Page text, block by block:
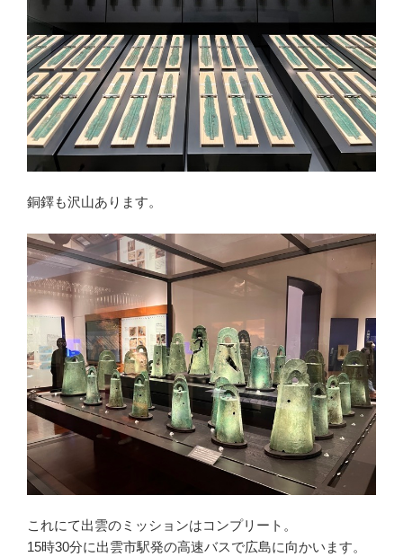
銅鐸も沢山あります。
これにて出雲のミッションはコンプリート。
15時30分に出雲市駅発の高速バスで広島に向かいます。